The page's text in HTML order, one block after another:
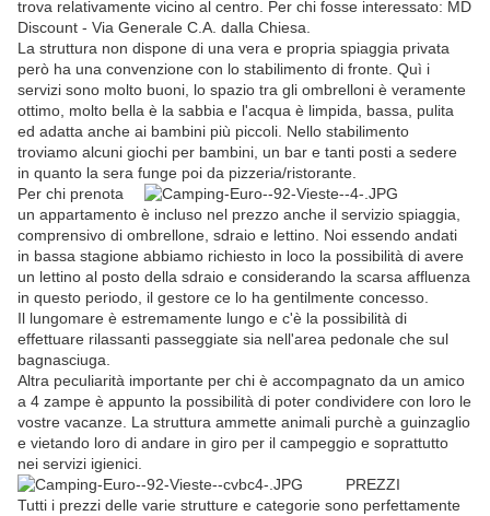
trova relativamente vicino al centro. Per chi fosse interessato: MD
Discount - Via Generale C.A. dalla Chiesa.
La struttura non dispone di una vera e propria spiaggia privata
però ha una convenzione con lo stabilimento di fronte. Quì i
servizi sono molto buoni, lo spazio tra gli ombrelloni è veramente
ottimo, molto bella è la sabbia e l'acqua è limpida, bassa, pulita
ed adatta anche ai bambini più piccoli. Nello stabilimento
troviamo alcuni giochi per bambini, un bar e tanti posti a sedere
in quanto la sera funge poi da pizzeria/ristorante.
Per chi prenota
un appartamento è incluso nel prezzo anche il servizio spiaggia,
comprensivo di ombrellone, sdraio e lettino. Noi essendo andati
in bassa stagione abbiamo richiesto in loco la possibilità di avere
un lettino al posto della sdraio e considerando la scarsa affluenza
in questo periodo, il gestore ce lo ha gentilmente concesso.
Il lungomare è estremamente lungo e c'è la possibilità di
effettuare rilassanti passeggiate sia nell'area pedonale che sul
bagnasciuga.
Altra peculiarità importante per chi è accompagnato da un amico
a 4 zampe è appunto la possibilità di poter condividere con loro le
vostre vacanze. La struttura ammette animali purchè a guinzaglio
e vietando loro di andare in giro per il campeggio e soprattutto
nei servizi igienici.
PREZZI
Tutti i prezzi delle varie strutture e categorie sono perfettamente